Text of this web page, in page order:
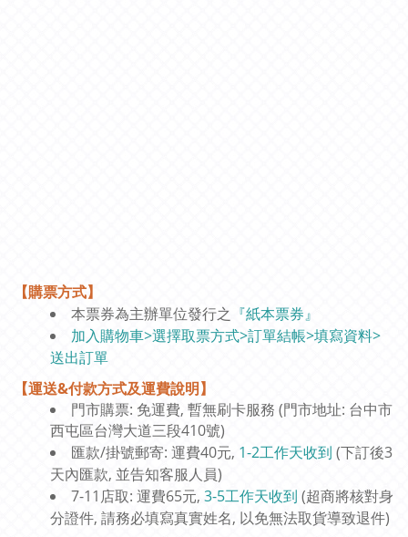
【購票方式】
本票券為主辦單位發行之 『紙本票券』
加入購物車>選擇取票方式>訂單結帳>填寫資料>
送出訂單
【運送&付款方式及運費說明】
門市購票: 免運費, 暫無刷卡服務 (門市地址: 台中市
西屯區台灣大道三段410號)
匯款/掛號郵寄: 運費40元, 1-2工作天收到 (下訂後3
天內匯款, 並告知客服人員)
7-11店取: 運費65元, 3-5工作天收到 (超商將核對身
分證件, 請務必填寫真實姓名, 以免無法取貨導致退件)